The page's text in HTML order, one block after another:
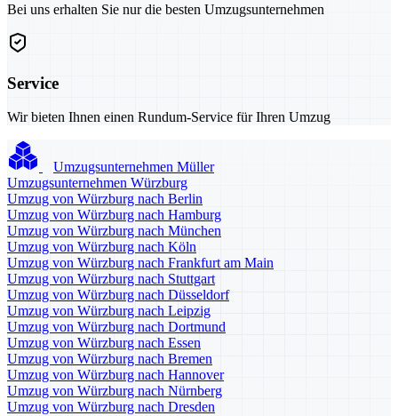
Bei uns erhalten Sie nur die besten Umzugsunternehmen
Service
Wir bieten Ihnen einen Rundum-Service für Ihren Umzug
Umzugsunternehmen Müller
Umzugsunternehmen Würzburg
Umzug von Würzburg nach Berlin
Umzug von Würzburg nach Hamburg
Umzug von Würzburg nach München
Umzug von Würzburg nach Köln
Umzug von Würzburg nach Frankfurt am Main
Umzug von Würzburg nach Stuttgart
Umzug von Würzburg nach Düsseldorf
Umzug von Würzburg nach Leipzig
Umzug von Würzburg nach Dortmund
Umzug von Würzburg nach Essen
Umzug von Würzburg nach Bremen
Umzug von Würzburg nach Hannover
Umzug von Würzburg nach Nürnberg
Umzug von Würzburg nach Dresden